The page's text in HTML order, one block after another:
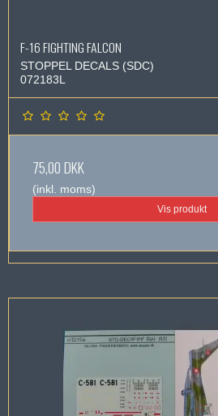
F-16 FIGHTING FALCON
STOPPEL DECALS (SDC)
072183L
75,00 DKK
(inkl. moms)
Vis produkt